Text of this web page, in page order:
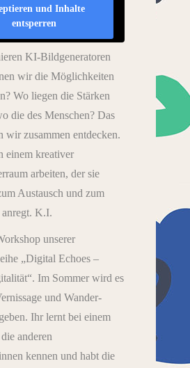
und Inhalte
entsperren
KI-Bildgeneratoren
wir die Möglichkeiten
Wo liegen die Stärken
die des Menschen? Das
wir zusammen entdecken.
einem kreativer
arbeiten, der sie
Austausch und zum
K.I.
unserer
„Digital Echoes –
Im Sommer wird es
und Wander-
Ihr lernt bei einem
anderen
kennen und habt die